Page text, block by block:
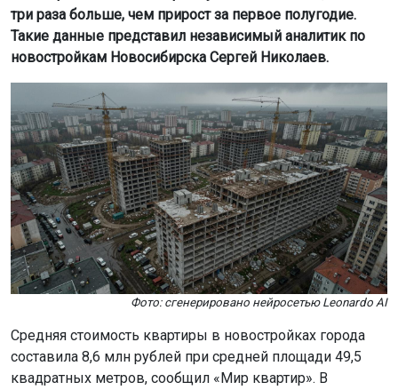
три раза больше, чем прирост за первое полугодие.
Такие данные представил независимый аналитик по
новостройкам Новосибирска Сергей Николаев.
Фото: сгенерировано нейросетью Leonardo AI
Средняя стоимость квартиры в новостройках города
составила 8,6 млн рублей при средней площади 49,5
квадратных метров, сообщил «Мир квартир». В